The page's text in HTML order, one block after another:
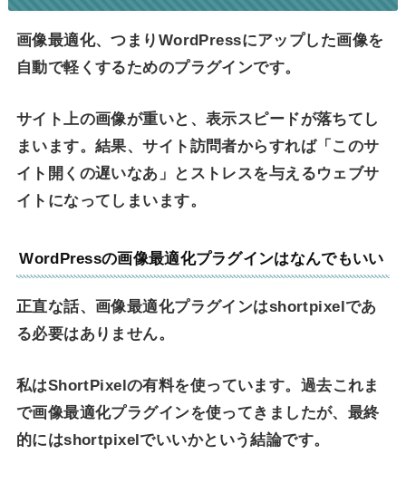
画像最適化、つまりWordPressにアップした画像を
自動で軽くするためのプラグインです。
サイト上の画像が重いと、表示スピードが落ちてし
まいます。結果、サイト訪問者からすれば「このサ
イト開くの遅いなあ」とストレスを与えるウェブサ
イトになってしまいます。
WordPressの画像最適化プラグインはなんでもいい
正直な話、画像最適化プラグインはshortpixelであ
る必要はありません。
私はShortPixelの有料を使っています。過去これま
で画像最適化プラグインを使ってきましたが、最終
的にはshortpixelでいいかという結論です。